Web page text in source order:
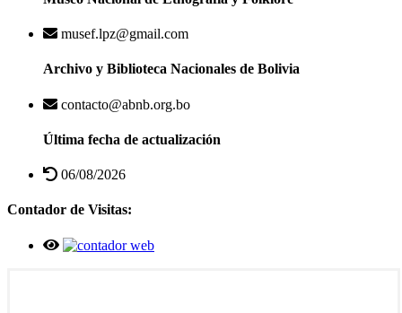
musef.lpz@gmail.com
Archivo y Biblioteca Nacionales de Bolivia
contacto@abnb.org.bo
Última fecha de actualización
06/08/2026
Contador de Visitas: